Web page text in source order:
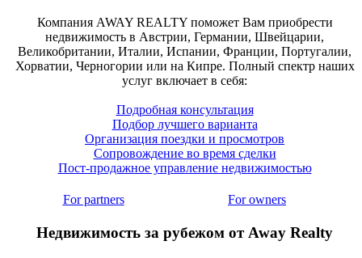
Компания AWAY REALTY поможет Вам приобрести
недвижимость в Австрии, Германии, Швейцарии,
Великобритании, Италии, Испании, Франции, Португалии,
Хорватии, Черногории или на Кипре. Полный спектр наших
услуг включает в себя:
Подробная консультация
Подбор лучшего варианта
Организация поездки и просмотров
Сопровождение во время сделки
Пост-продажное управление недвижимостью
For partners For owners
Недвижимость за рубежом от Away Realty